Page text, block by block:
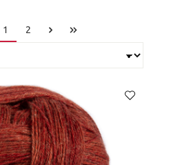
1 2